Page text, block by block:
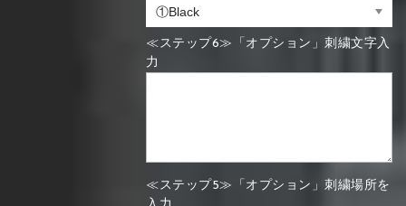
≪ステップ6≫「オプション」刺繍文字入
力
≪ステップ5≫「オプション」刺繍場所を